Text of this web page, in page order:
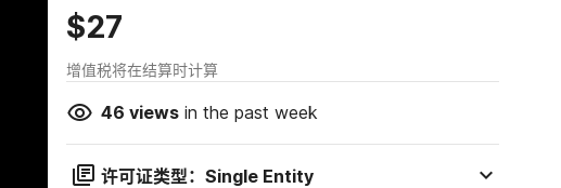
$27
增值税将在结算时计算
46 viewsin the past week
许可证类型：Single Entity